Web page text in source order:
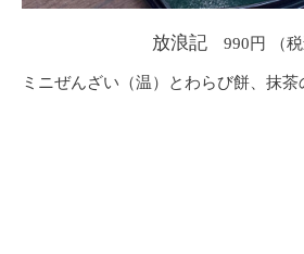
放浪記 990円
ミニぜんざい（温）とわらび餅、抹茶